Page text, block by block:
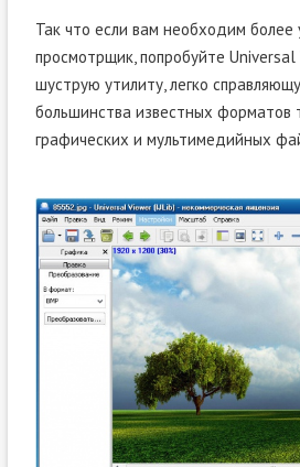
Так что если вам необходим более
просмотрщик, попробуйте
шуструю утилиту, легко
большинства известных форматов
графических и мультимедийных